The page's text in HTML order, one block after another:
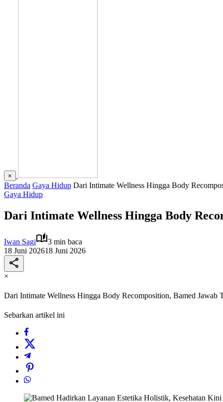
×
Beranda Gaya Hidup Dari Intimate Wellness Hingga Body
Gaya Hidup
Dari Intimate Wellness Hingga Body
Iwan Sagi
3 min baca
18 Juni 202618 Juni 2026
×
Dari Intimate Wellness Hingga Body Recomposition, Bamed Jawab
Sebarkan artikel ini